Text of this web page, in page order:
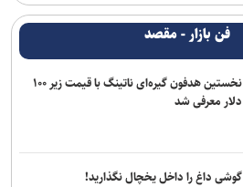
فن بازار - مقصد
نخستین هدفون گیره‌ای ناتینگ با قیمت زیر ۱۰۰
دلار معرفی شد
گوشی داغ را داخل یخچال نگذارید!